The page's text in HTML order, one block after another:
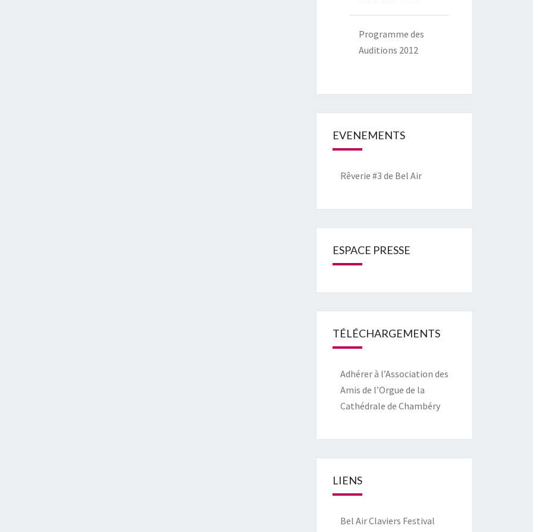
Programme des
Auditions 2012
EVENEMENTS
Rêverie #3 de Bel Air
ESPACE PRESSE
TÉLÉCHARGEMENTS
Adhérer à l’Association des
Amis de l’Orgue de la
Cathédrale de Chambéry
LIENS
Bel Air Claviers Festival